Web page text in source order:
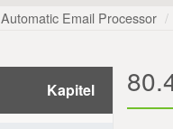
Automatic Email Processor
Kapitel